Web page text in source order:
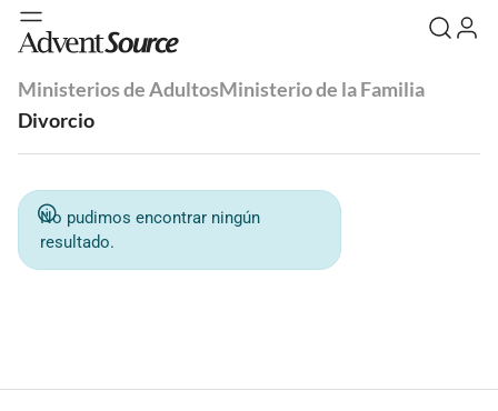
Ministerios de AdultosMinisterio de la Familia
Divorcio
No pudimos encontrar ningún
resultado.